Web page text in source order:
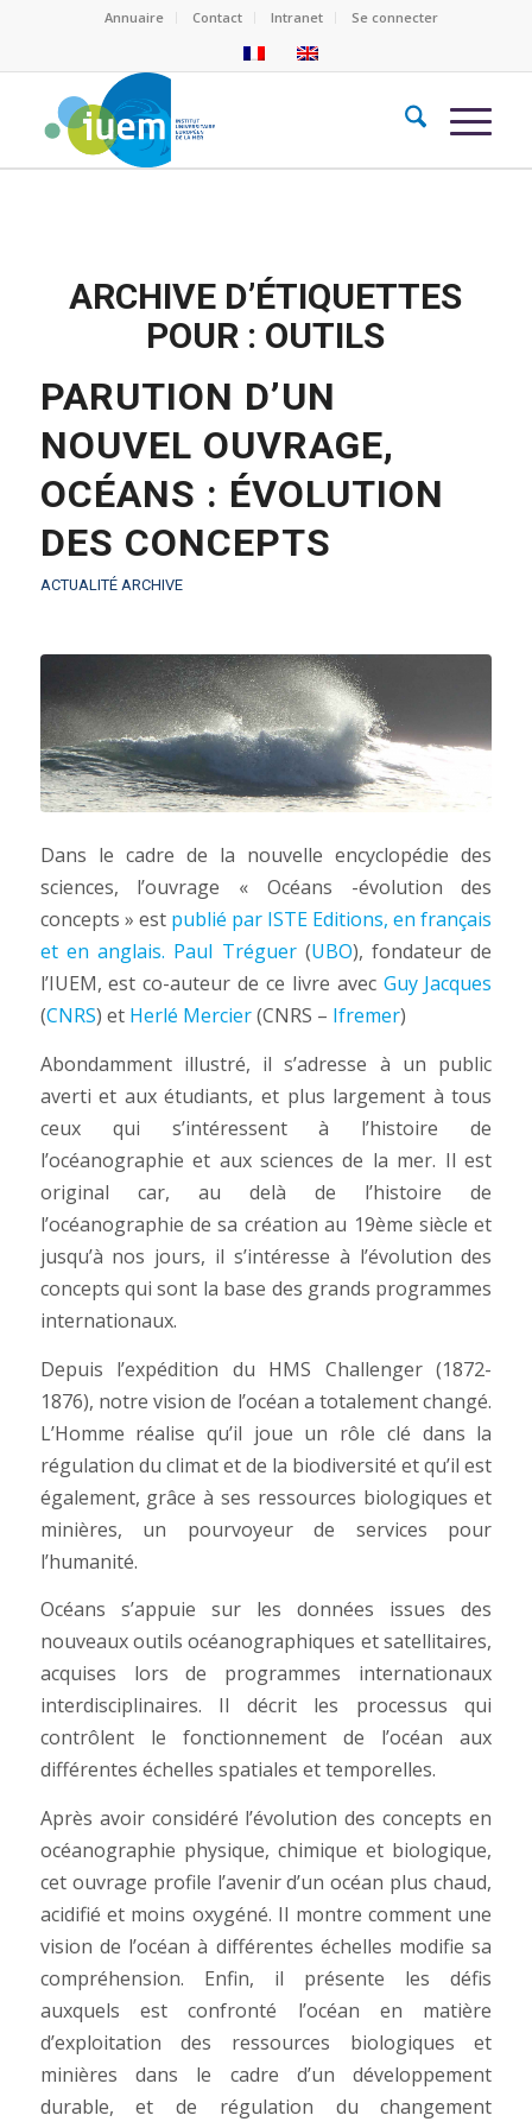
Annuaire Contact Intranet Se connecter
ARCHIVE D’ÉTIQUETTES
POUR : OUTILS
PARUTION D’UN
NOUVEL OUVRAGE,
OCÉANS : ÉVOLUTION
DES CONCEPTS
ACTUALITÉ ARCHIVE
Dans le cadre de la nouvelle encyclopédie des
sciences, l’ouvrage « Océans -évolution des
concepts » est publié par ISTE Editions, en français
et en anglais. Paul Tréguer(UBO), fondateur de
l’IUEM, est co-auteur de ce livre avec Guy Jacques
(CNRS) et Herlé Mercier(CNRS – Ifremer)
Abondamment illustré, il s’adresse à un public
averti et aux étudiants, et plus largement à tous
ceux qui s’intéressent à l’histoire de
l’océanographie et aux sciences de la mer. Il est
original car, au delà de l’histoire de
l’océanographie de sa création au 19ème siècle et
jusqu’à nos jours, il s’intéresse à l’évolution des
concepts qui sont la base des grands programmes
internationaux.
Depuis l’expédition du HMS Challenger(1872-
1876), notre vision de l’océan a totalement changé.
L’Homme réalise qu’il joue un rôle clé dans la
régulation du climat et de la biodiversité et qu’il est
également, grâce à ses ressources biologiques et
minières, un pourvoyeur de services pour
l’humanité.
Océans s’appuie sur les données issues des
nouveaux outils océanographiques et satellitaires,
acquises lors de programmes internationaux
interdisciplinaires. Il décrit les processus qui
contrôlent le fonctionnement de l’océan aux
différentes échelles spatiales et temporelles.
Après avoir considéré l’évolution des concepts en
océanographie physique, chimique et biologique,
cet ouvrage profile l’avenir d’un océan plus chaud,
acidifié et moins oxygéné. Il montre comment une
vision de l’océan à différentes échelles modifie sa
compréhension. Enfin, il présente les défis
auxquels est confronté l’océan en matière
d’exploitation des ressources biologiques et
minières dans le cadre d’un développement
durable, et de régulation du changement